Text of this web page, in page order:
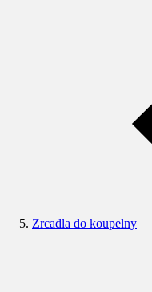
Zrcadla do koupelny